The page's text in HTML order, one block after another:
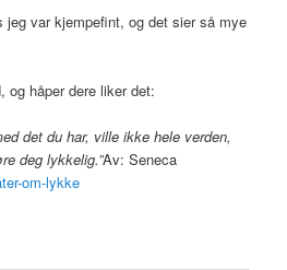
jeg var kjempefint, og det sier så mye
og håper dere liker det:
det du har, ville ikke hele verden,
deg lykkelig.”Av: Seneca
om-lykke